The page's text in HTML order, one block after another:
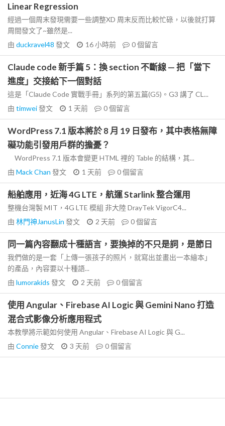
Linear Regression
經過一個周末發現需要一些調整XD 周末反而比較忙碌，以後就打算
周間發文了~雖然是...
由 duckravel48 發文 16 小時前 0個留言
Claude code 新手篇 5：換 section 不斷線 — 把「當下
進度」交接給下一個對話
這是「Claude Code 實戰手冊」系列的第五篇(G5)。G3 講了 CL...
由 timwei發文 1 天前 0個留言
WordPress 7.1 版本將於 8 月 19 日發布，其中表格無障
礙功能引發用戶群的擔憂？
WordPress 7.1 版本會變更 HTML 裡的 Table 的結構，其...
由 Mack Chan 發文 1 天前 0個留言
船舶應用，近海 4G LTE，航運 Starlink 整合運用
整機台灣製 MIT，4G LTE 模組 非大陸 DrayTek VigorC4...
由 林門神JanusLin 發文 2 天前 0個留言
同一篇內容翻成十種語言，要換掉的不只是詞，是節日
我們做的是一套「上傳一張孩子的照片，就寫出並畫出一本繪本」
的產品，內容要以十種語...
由 lumorakids 發文 2 天前 0個留言
使用 Angular、Firebase AI Logic 與 Gemini Nano 打造
混合式影像分析應用程式
本教學將示範如何使用 Angular、Firebase AI Logic 與 G...
由 Connie發文 3 天前 0個留言